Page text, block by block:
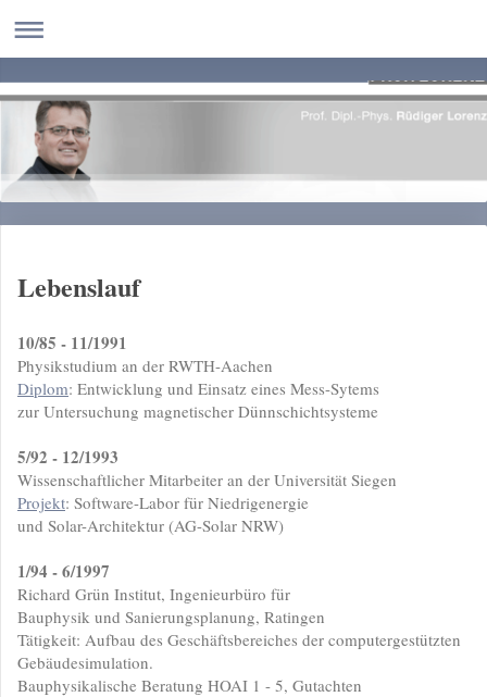
Lebenslauf
10/85 - 11/1991
Physikstudium an der RWTH-Aachen
Diplom: Entwicklung und Einsatz eines Mess-Sytems
zur Untersuchung magnetischer Dünnschichtsysteme
5/92 - 12/1993
Wissenschaftlicher Mitarbeiter an der Universität Siegen
Projekt: Software-Labor für Niedrigenergie
und Solar-Architektur (AG-Solar NRW)
1/94 - 6/1997
Richard Grün Institut, Ingenieurbüro für
Bauphysik und Sanierungsplanung, Ratingen
Tätigkeit: Aufbau des Geschäftsbereiches der computergestützten
Gebäudesimulation.
Bauphysikalische Beratung HOAI 1 - 5, Gutachten